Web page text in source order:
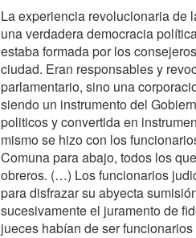
La experiencia revolucionaria de
una verdadera democracia
estaba formada por los
ciudad. Eran responsables y
parlamentario, sino una
siendo un instrumento del
politicos y convertida en
mismo se hizo con los
Comuna para abajo, todos los
obreros. (…) Los funcionarios
para disfrazar su abyecta
sucesivamente el juramento de
jueces habían de ser